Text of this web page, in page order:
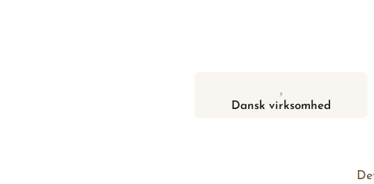
Dansk virksomhed